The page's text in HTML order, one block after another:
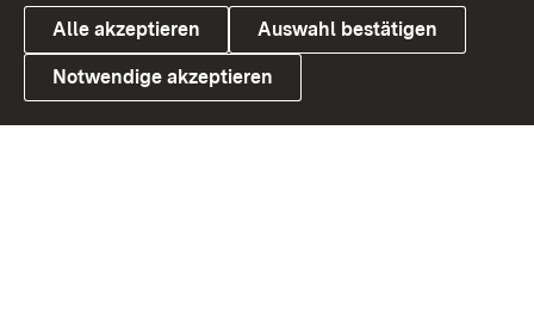
Link zum Landesportal
Alle akzeptieren Auswahl bestätigen
Notwendige akzeptieren